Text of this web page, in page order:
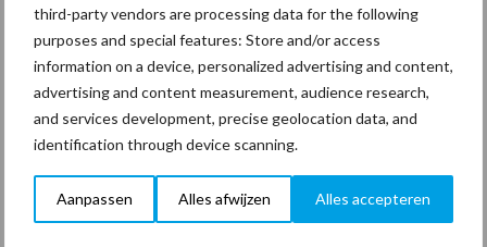
third-party vendors are processing data for the following
purposes and special features: Store and/or access
information on a device, personalized advertising and content,
advertising and content measurement, audience research,
and services development, precise geolocation data, and
identification through device scanning.
Aanpassen Alles afwijzen Alles accepteren
Van onze partner The Legal
Company
Bescherming van
persoonsgegevens: grip op